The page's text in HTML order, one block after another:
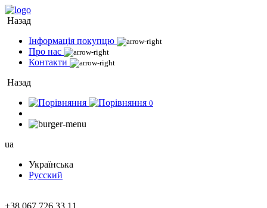
Назад
Інформація покупцю
Про нас
Контакти
Назад
0
ua
Українська
Русский
+38 067 726 33 11